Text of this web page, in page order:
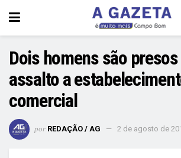
Dois homens são
assalto a
comercial
por REDAÇÃO / AG 2 de agosto de